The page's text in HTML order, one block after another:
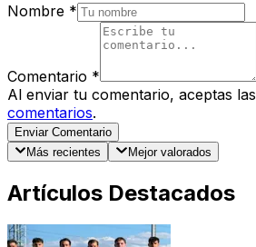
Nombre *
Comentario *
Al enviar tu comentario, aceptas las
comentarios.
Enviar Comentario
Más recientes
Mejor valorados
Artículos Destacados